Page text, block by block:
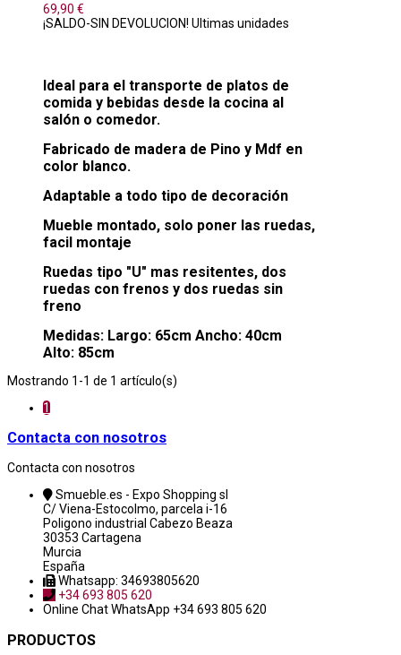
69,90 €
¡SALDO-SIN DEVOLUCION! Ultimas unidades
Ideal para el transporte de platos de
comida y bebidas desde la cocina al
salón o comedor.
Fabricado de madera de Pino y Mdf en
color blanco.
Adaptable a todo tipo de decoración
Mueble montado, solo poner las ruedas,
facil montaje
Ruedas tipo "U" mas resitentes, dos
ruedas con frenos y dos ruedas sin
freno
Medidas: Largo: 65cm Ancho: 40cm
Alto: 85cm
Mostrando 1-1 de 1 artículo(s)
1
Contacta con nosotros
Contacta con nosotros
Smueble.es - Expo Shopping sl
C/ Viena-Estocolmo, parcela i-16
Poligono industrial Cabezo Beaza
30353 Cartagena
Murcia
España
Whatsapp: 34693805620
+34 693 805 620
Online ChatWhatsApp +34 693 805 620
PRODUCTOS